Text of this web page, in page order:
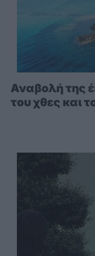
Αναβολή της
του χθες και